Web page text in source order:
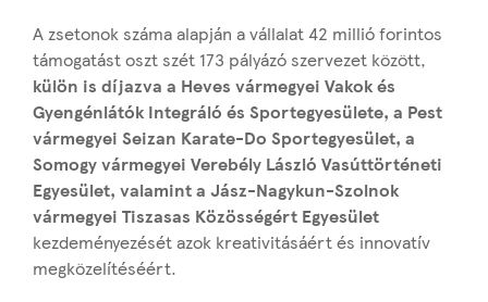
A zsetonok száma alapján a vállalat 42 millió forintos
támogatást oszt szét 173 pályázó szervezet között,
külön is díjazva a Heves vármegyei Vakok és
Gyengénlátók Integráló és Sportegyesülete, a Pest
vármegyei Seizan Karate-Do Sportegyesület, a
Somogy vármegyei Verebély László Vasúttörténeti
Egyesület, valamint a Jász-Nagykun-Szolnok
vármegyei Tiszasas Közösségért Egyesület
kezdeményezését azok kreativitásáért és innovatív
megközelítéséért.